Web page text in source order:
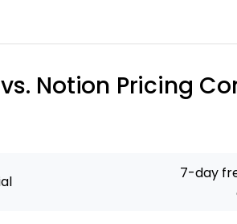
Notion Pricing
7-day